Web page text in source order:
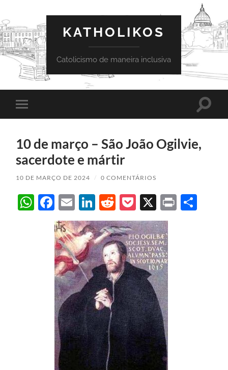
KATHOLIKOS
Catolicismo de maneira inclusiva
Toggle
mobile
Toggle
10 de março – São João Ogilvie,
sacerdote e mártir
10 DE MARÇO DE 2024 / 0 COMENTÁRIOS
WhatsApp
Facebook
EmailLinkedIn
Reddit
Pocket
X Print